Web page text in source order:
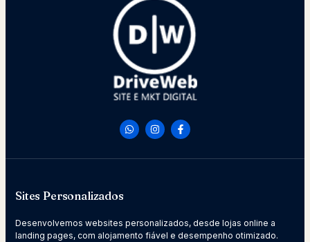
Sites Personalizados
Desenvolvemos websites personalizados, desde lojas online a
landing pages, com alojamento fiável e desempenho otimizado.